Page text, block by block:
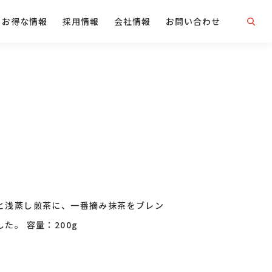
お得な情報 採用情報 会社情報 お問い合わせ
浅蒸し煎茶に、一番摘み抹茶をブレン
た。 容量：200g